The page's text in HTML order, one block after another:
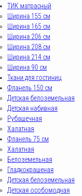
ТИК матрасный
Ширина 155 см
Ширина 165 см
Ширина 206 см
Ширина 208 см
Ширина 214 см
Ширина 90 см
Ткани для гостиниц
Фланель 150 см
Детская белоземельная
Детская набивная
Рубашечная
Халатная
Фланель 75 см
Халатная
Белоземельная
Гладкокрашеная
Детская белоземельная
Детская особомодная